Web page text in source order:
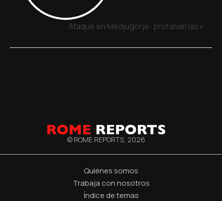
Ataque en Medjugorje: profanan las
© ROME REPORTS, 2026
Quiénes somos
Trabaja con nosotros
Índice de temas